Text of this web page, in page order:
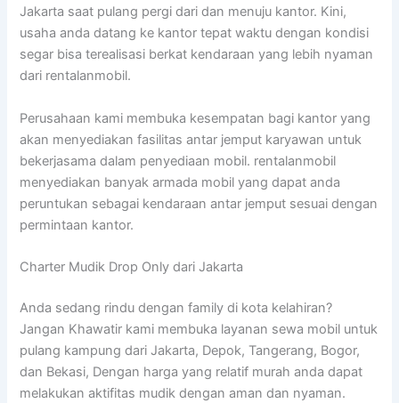
Jakarta saat pulang pergi dari dan menuju kantor. Kini,
usaha anda datang ke kantor tepat waktu dengan kondisi
segar bisa terealisasi berkat kendaraan yang lebih nyaman
dari rentalanmobil.
Perusahaan kami membuka kesempatan bagi kantor yang
akan menyediakan fasilitas antar jemput karyawan untuk
bekerjasama dalam penyediaan mobil. rentalanmobil
menyediakan banyak armada mobil yang dapat anda
peruntukan sebagai kendaraan antar jemput sesuai dengan
permintaan kantor.
Charter Mudik Drop Only dari Jakarta
Anda sedang rindu dengan family di kota kelahiran?
Jangan Khawatir kami membuka layanan sewa mobil untuk
pulang kampung dari Jakarta, Depok, Tangerang, Bogor,
dan Bekasi, Dengan harga yang relatif murah anda dapat
melakukan aktifitas mudik dengan aman dan nyaman.